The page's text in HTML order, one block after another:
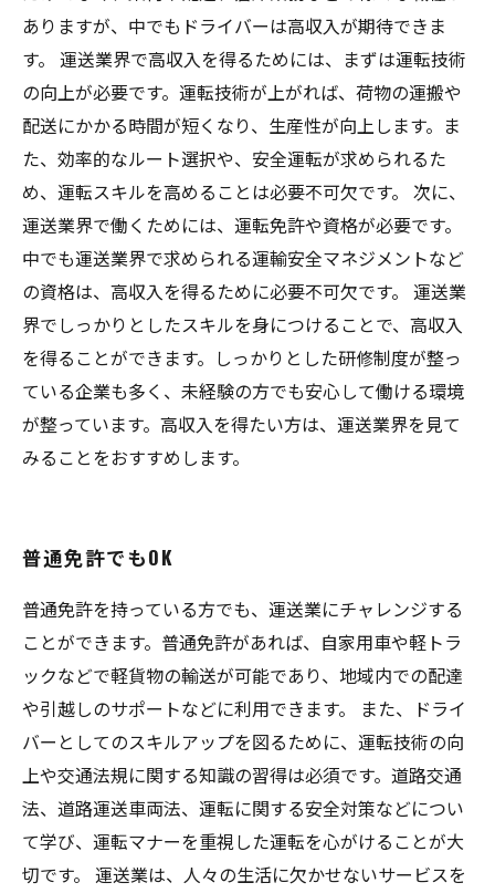
ありますが、中でもドライバーは高収入が期待できま
す。 運送業界で高収入を得るためには、まずは運転技術
の向上が必要です。運転技術が上がれば、荷物の運搬や
配送にかかる時間が短くなり、生産性が向上します。ま
た、効率的なルート選択や、安全運転が求められるた
め、運転スキルを高めることは必要不可欠です。 次に、
運送業界で働くためには、運転免許や資格が必要です。
中でも運送業界で求められる運輸安全マネジメントなど
の資格は、高収入を得るために必要不可欠です。 運送業
界でしっかりとしたスキルを身につけることで、高収入
を得ることができます。しっかりとした研修制度が整っ
ている企業も多く、未経験の方でも安心して働ける環境
が整っています。高収入を得たい方は、運送業界を見て
みることをおすすめします。
普通免許でもOK
普通免許を持っている方でも、運送業にチャレンジする
ことができます。普通免許があれば、自家用車や軽トラ
ックなどで軽貨物の輸送が可能であり、地域内での配達
や引越しのサポートなどに利用できます。 また、ドライ
バーとしてのスキルアップを図るために、運転技術の向
上や交通法規に関する知識の習得は必須です。道路交通
法、道路運送車両法、運転に関する安全対策などについ
て学び、運転マナーを重視した運転を心がけることが大
切です。 運送業は、人々の生活に欠かせないサービスを